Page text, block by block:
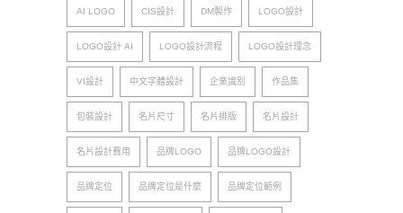
AI LOGO CIS設計 DM製作 LOGO設計
LOGO設計 AI LOGO設計流程 LOGO設計理念
VI設計 中文字體設計 企業識別 作品集
包裝設計 名片尺寸 名片排版 名片設計
名片設計費用 品牌LOGO 品牌LOGO設計
品牌定位 品牌定位是什麼 品牌定位範例